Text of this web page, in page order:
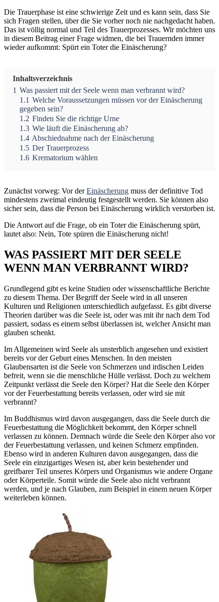
Die Trauerphase ist eine schwierige Zeit und es kann sein, dass Sie
sich Fragen stellen, über die Sie vorher noch nie nachgedacht haben.
Das ist völlig normal und Teil des Trauerprozesses. Wir möchten uns
in diesem Beitrag einer Frage widmen, die bei Trauernden immer
wieder aufkommt: Spürt ein Toter die Einäscherung?
Inhaltsverzeichnis
1 Was passiert mit der Seele wenn man verbrannt wird?
1.1 Welche Voraussetzungen müssen vor der Einäscherung
gegeben sein?
1.2 Finden Sie die richtige Urne
1.3 Wie läuft die Einäscherung ab?
1.4 Abschiednahme nach der Einäscherung
1.5 Der Trauerprozess
1.6 Krematorium wählen
Zunächst vorweg: Vor derEinäscherung muss der definitive Tod
mindestens zweimal eindeutig festgestellt werden. Sie können also
sicher sein, dass die Person bei Einäscherung wirklich verstorben ist.
Die Antwort auf die Frage, ob ein Toter die Einäscherung spürt,
lautet also: Nein, Tote spüren die Einäscherung nicht!
WAS PASSIERT MIT DER SEELE
WENN MAN VERBRANNT WIRD?
Grundlegend gibt es keine Studien oder wissenschaftliche Berichte
zu diesem Thema. Der Begriff der Seele wird in all unseren
Kulturen und Religionen unterschiedlich aufgefasst. Es gibt diverse
Theorien darüber was die Seele ist, oder was mit ihr nach dem Tod
passiert, sodass es einem selbst überlassen ist, welcher Ansicht man
glauben schenkt.
Im Allgemeinen wird Seele als unsterblich angesehen und existiert
bereits vor der Geburt eines Menschen. In den meisten
Glaubensarten ist die Seele von Schmerzen und irdischen Leiden
befreit, wenn sie die menschliche Hülle verlässt. Doch zu welchem
Zeitpunkt verlässt die Seele den Körper? Hat die Seele den Körper
vor der Feuerbestattung bereits verlassen, oder wird sie mit
verbrannt?
Im Buddhismus wird davon ausgegangen, dass die Seele durch die
Feuerbestattung die Möglichkeit bekommt, den Körper schnell
verlassen zu können. Demnach würde die Seele den Körper also vor
der Feuerbestattung verlassen, und keinen Schmerz empfinden.
Ebenso wird in anderen Kulturen davon ausgegangen, dass die
Seele ein einzigartiges Wesen ist, aber kein bestehender und
greifbarer Teil unseres Körpers und Organismus wie andere Organe
oder Körperteile. Somit würde die Seele also nicht verbrannt
werden, und je nach Glauben, zum Beispiel in einem neuen Körper
weiterleben können.